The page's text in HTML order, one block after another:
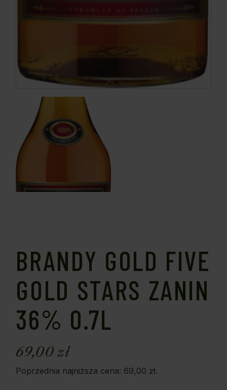
BRANDY GOLD FIVE
GOLD STARS ZANIN
36% 0.7L
69,00zł
Poprzednia najniższa cena: 69,00 zł.